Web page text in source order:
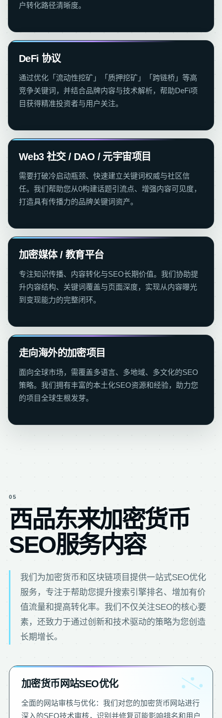
户转化路径清晰度。
DeFi 协议
通过优化「流动性挖矿」「质押挖矿」「跨链桥」等高
竞争关键词，并结合品牌内容与技术解析，帮助DeFi项
目获得精准投资者与用户关注。
Web3 社交 / DAO / 元宇宙项目
需要打破冷启动瓶颈、快速建立关键词权威与社区信
任。我们帮助您从0构建话题引流点、增强内容可见度，
打造具有传播力的品牌关键词资产。
加密媒体 / 教育平台
专注知识传播、内容转化与SEO长期价值。我们协助提
升内容结构、关键词覆盖与页面深度，实现从内容曝光
到变现能力的完整闭环。
走向海外的加密项目
面向全球市场，需覆盖多语言、多地域、多文化的SEO
策略。我们拥有丰富的本土化SEO资源和经验，助力您
的项目全球生根发芽。
05
西品东来加密货币
SEO服务内容
我们为加密货币和区块链项目提供一站式SEO优化
服务，专注于帮助您提升搜索引擎排名、增加有价
值流量和提高转化率。我们不仅关注SEO的核心要
素，还致力于通过创新和技术驱动的策略为您创造
长期增长。
加密货币网站SEO优化
全面的网站审核与优化：我们对您的加密货币网站进行
深入的SEO技术审核，识别并修复可能影响排名和用户